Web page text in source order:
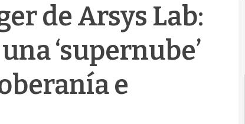
de Arsys Lab:
‘supernube’
e